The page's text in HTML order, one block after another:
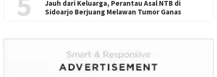
Jauh dari Keluarga, Perantau Asal NTB di
Sidoarjo Berjuang Melawan Tumor Ganas